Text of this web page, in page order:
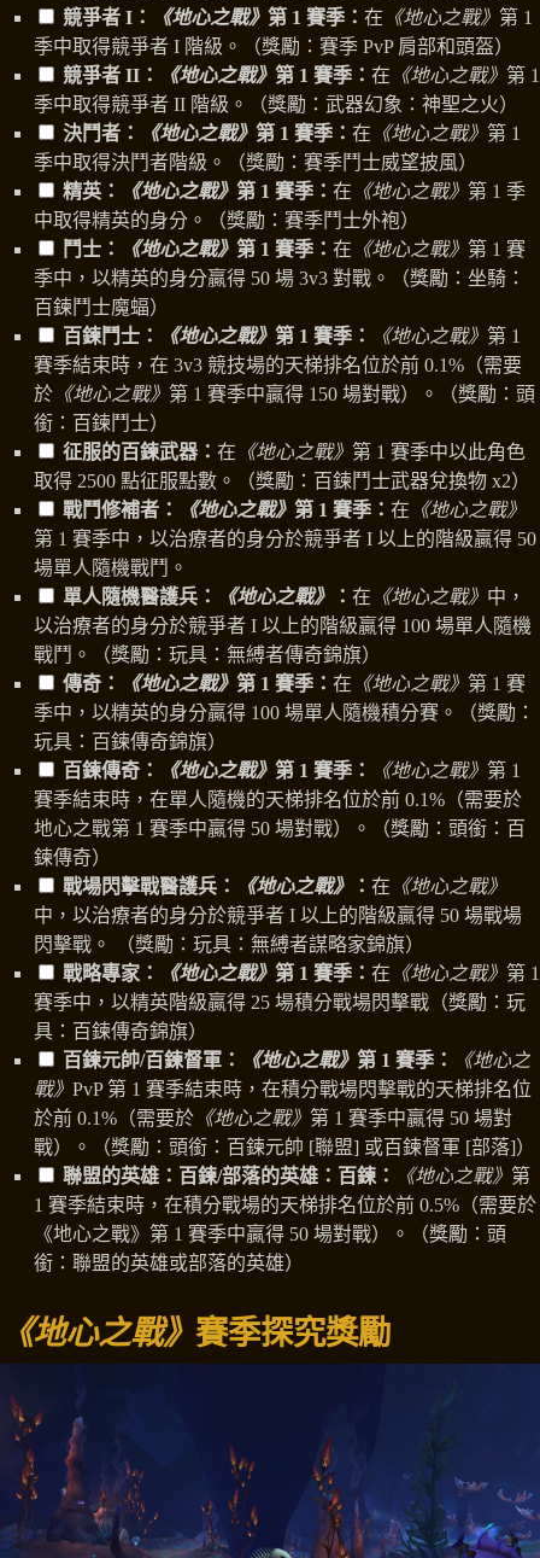
競爭者 I：
《地心之戰》 第 1 賽季： 在 《地心之戰》 第 1
季中取得競爭者 I 階級。（獎勵：賽季 PvP 肩部和頭盔）
競爭者 II：
《地心之戰》 第 1 賽季： 在 《地心之戰》 第 1
季中取得競爭者 II 階級。（獎勵：武器幻象：神聖之火）
決鬥者：
《地心之戰》 第 1 賽季： 在 《地心之戰》 第 1
季中取得決鬥者階級。（獎勵：賽季鬥士威望披風）
精英：
《地心之戰》 第 1 賽季： 在 《地心之戰》 第 1 季
中取得精英的身分。（獎勵：賽季鬥士外袍）
鬥士：
《地心之戰》 第 1 賽季： 在 《地心之戰》 第 1 賽
季中，以精英的身分贏得 50 場 3v3 對戰。（獎勵：坐騎：
百鍊鬥士魔蝠）
百鍊鬥士：
《地心之戰》 第 1 賽季： 《地心之戰》 第 1
賽季結束時，在 3v3 競技場的天梯排名位於前 0.1%（需要
於 《地心之戰》 第 1 賽季中贏得 150 場對戰）。（獎勵：頭
銜：百鍊鬥士）
征服的百鍊武器： 在 《地心之戰》 第 1 賽季中以此角色
取得 2500 點征服點數。（獎勵：百鍊鬥士武器兌換物 x2）
戰鬥修補者：
《地心之戰》 第 1 賽季： 在 《地心之戰》
第 1 賽季中，以治療者的身分於競爭者 I 以上的階級贏得 50
場單人隨機戰鬥。
單人隨機醫護兵：
《地心之戰》 ： 在 《地心之戰》 中，
以治療者的身分於競爭者 I 以上的階級贏得 100 場單人隨機
戰鬥。（獎勵：玩具：無縛者傳奇錦旗）
傳奇：
《地心之戰》 第 1 賽季： 在 《地心之戰》 第 1 賽
季中，以精英的身分贏得 100 場單人隨機積分賽。（獎勵：
玩具：百鍊傳奇錦旗）
百鍊傳奇：
《地心之戰》 第 1 賽季： 《地心之戰》 第 1
賽季結束時，在單人隨機的天梯排名位於前 0.1%（需要於
地心之戰第 1 賽季中贏得 50 場對戰）。（獎勵：頭銜：百
鍊傳奇）
戰場閃擊戰醫護兵：
《地心之戰》 ： 在 《地心之戰》
中，以治療者的身分於競爭者 I 以上的階級贏得 50 場戰場
閃擊戰。 （獎勵：玩具：無縛者謀略家錦旗）
戰略專家：
《地心之戰》 第 1 賽季： 在 《地心之戰》 第 1
賽季中，以精英階級贏得 25 場積分戰場閃擊戰（獎勵：玩
具：百鍊傳奇錦旗）
百鍊元帥/百鍊督軍：
《地心之戰》 第 1 賽季：
《地心之
戰》 PvP 第 1 賽季結束時，在積分戰場閃擊戰的天梯排名位
於前 0.1%（需要於 《地心之戰》 第 1 賽季中贏得 50 場對
戰）。（獎勵：頭銜：百鍊元帥 [聯盟] 或百鍊督軍 [部落]）
聯盟的英雄：百鍊/部落的英雄：百鍊：
《地心之戰》 第
1 賽季結束時，在積分戰場的天梯排名位於前 0.5%（需要於
《地心之戰》第 1 賽季中贏得 50 場對戰）。（獎勵：頭
銜：聯盟的英雄或部落的英雄）
《地心之戰》 賽季探究獎勵